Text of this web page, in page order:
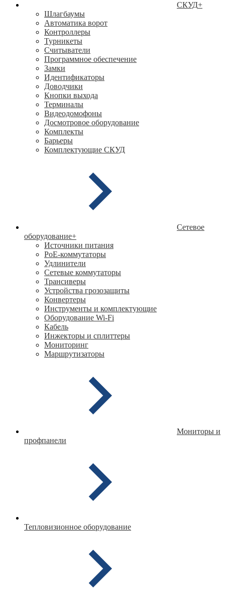
СКУД+
Шлагбаумы
Автоматика ворот
Контроллеры
Турникеты
Считыватели
Программное обеспечение
Замки
Идентификаторы
Доводчики
Кнопки выхода
Терминалы
Видеодомофоны
Досмотровое оборудование
Комплекты
Барьеры
Комплектующие СКУД
Сетевое
оборудование+
Источники питания
PoE-коммутаторы
Удлинители
Сетевые коммутаторы
Трансиверы
Устройства грозозащиты
Конвертеры
Инструменты и комплектующие
Оборудование Wi-Fi
Кабель
Инжекторы и сплиттеры
Мониторинг
Маршрутизаторы
Мониторы и
профпанели
Тепловизионное оборудование